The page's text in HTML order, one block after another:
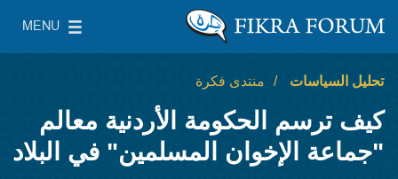
معهد واشنطن لسياسات الشرق الأدنى
MENU
Main Menu
تحليل السياسات منتدى فكرة
كيف ترسم الحكومة الأردنية معالم
"جماعة الإخوان المسلمين" في البلاد